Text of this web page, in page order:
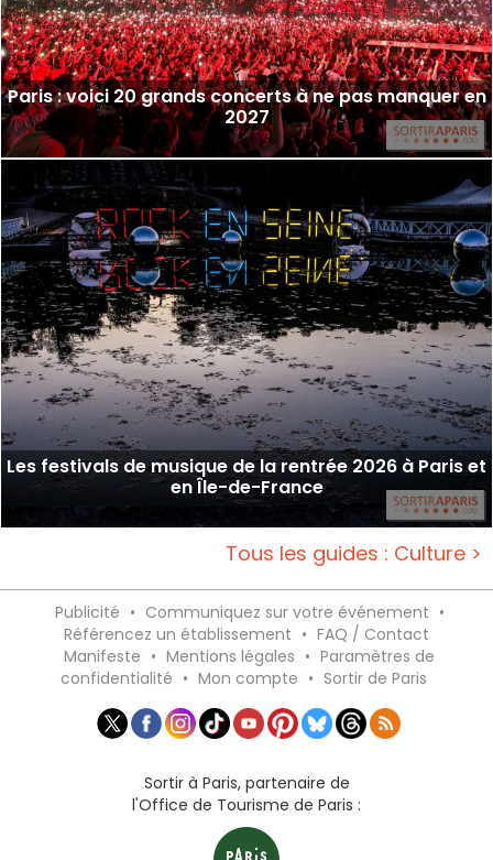
Paris : voici 20 grands concerts à ne pas manquer en
2027
Les festivals de musique de la rentrée 2026 à Paris et
en Île-de-France
Tous les guides : Culture >
Publicité • Communiquez sur votre événement •
Référencez un établissement • FAQ / Contact
Manifeste • Mentions légales • Paramètres de
confidentialité • Mon compte • Sortir de Paris
Sortir à Paris, partenaire de
l'Office de Tourisme de Paris :